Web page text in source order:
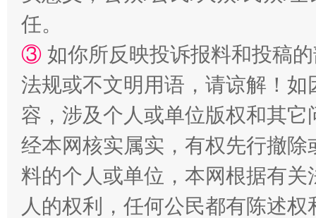
任。
③ 如你所反映投诉报料和投稿
法规或不文明用语，请谅解！
容，涉及个人或单位版权和其它
经本网核实属实，有权先行撤
料的个人或单位，本网根据有
人的权利，任何公民都有陈述